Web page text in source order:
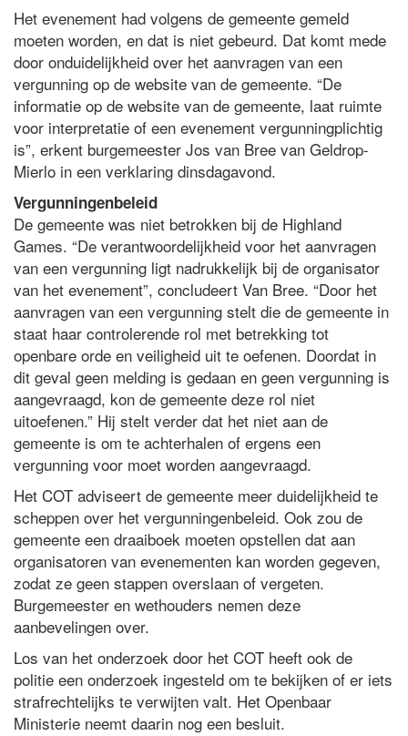
Het evenement had volgens de gemeente gemeld
moeten worden, en dat is niet gebeurd. Dat komt mede
door onduidelijkheid over het aanvragen van een
vergunning op de website van de gemeente. “De
informatie op de website van de gemeente, laat ruimte
voor interpretatie of een evenement vergunningplichtig
is”, erkent burgemeester Jos van Bree van Geldrop-
Mierlo in een verklaring dinsdagavond.
Vergunningenbeleid
De gemeente was niet betrokken bij de Highland
Games. “De verantwoordelijkheid voor het aanvragen
van een vergunning ligt nadrukkelijk bij de organisator
van het evenement”, concludeert Van Bree. “Door het
aanvragen van een vergunning stelt die de gemeente in
staat haar controlerende rol met betrekking tot
openbare orde en veiligheid uit te oefenen. Doordat in
dit geval geen melding is gedaan en geen vergunning is
aangevraagd, kon de gemeente deze rol niet
uitoefenen.” Hij stelt verder dat het niet aan de
gemeente is om te achterhalen of ergens een
vergunning voor moet worden aangevraagd.
Het COT adviseert de gemeente meer duidelijkheid te
scheppen over het vergunningenbeleid. Ook zou de
gemeente een draaiboek moeten opstellen dat aan
organisatoren van evenementen kan worden gegeven,
zodat ze geen stappen overslaan of vergeten.
Burgemeester en wethouders nemen deze
aanbevelingen over.
Los van het onderzoek door het COT heeft ook de
politie een onderzoek ingesteld om te bekijken of er iets
strafrechtelijks te verwijten valt. Het Openbaar
Ministerie neemt daarin nog een besluit.